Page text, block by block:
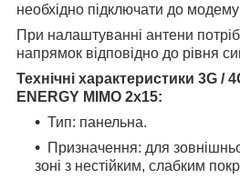
необхідно підключати до
При налаштуванні антени
напрямок відповідно до рівня
Технічні характеристики 3G /
ENERGY MIMO 2x15:
Тип: панельна.
Призначення: для
зоні з нестійким, слабким